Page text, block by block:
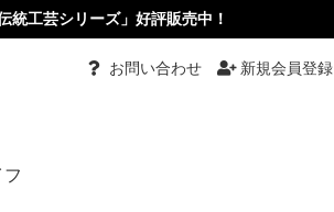
統工芸シリーズ」好評販売中！
フ
お問い合わせ 新規会員登録